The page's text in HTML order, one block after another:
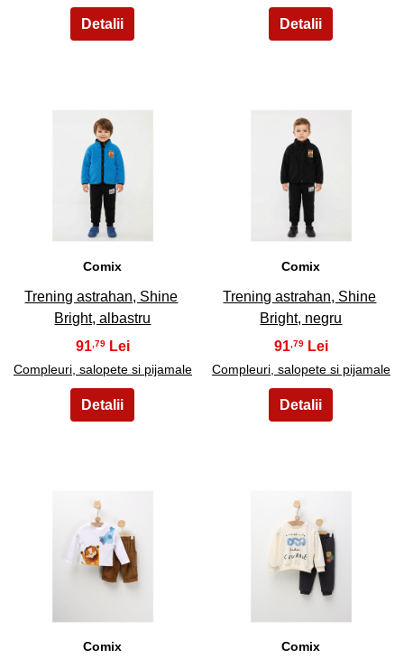
31
Comix
Trening astrahan, Shine
Bright, albastru
91,79
Compleuri, salopete si pijamale
32
Comix
Trening astrahan, Shine
Bright, negru
91,79
Compleuri, salopete si pijamale
33
Comix
34
Comix